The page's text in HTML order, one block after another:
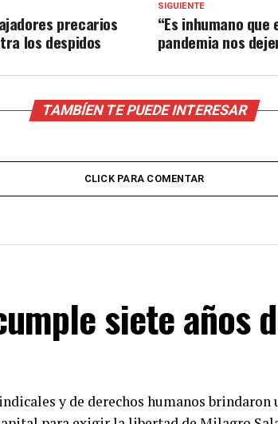
SIGUIENTE
“Es inhumano que
pandemia nos
precarios
los despidos
TAMBÍEN TE PUEDE INTERESAR
CLICK PARA COMENTAR
siete años
y de derechos humanos brindaron